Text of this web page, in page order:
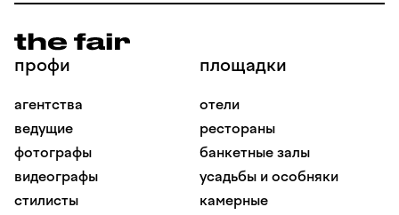
профи
агентства
ведущие
фотографы
видеографы
стилисты
площадки
отели
рестораны
банкетные залы
усадьбы и особняки
камерные